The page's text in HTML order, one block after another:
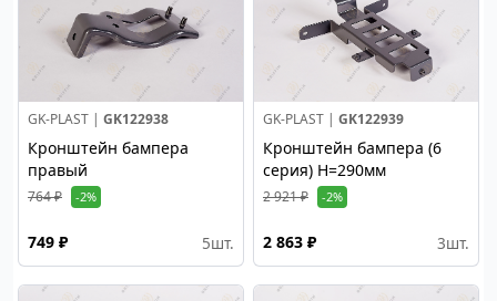
GK-PLAST | GK122938
Кронштейн бампера
правый
764 ₽ -2%
749 ₽ 5шт.
GK-PLAST | GK122939
Кронштейн бампера (6
серия) H=290мм
2 921 ₽ -2%
2 863 ₽ 3шт.